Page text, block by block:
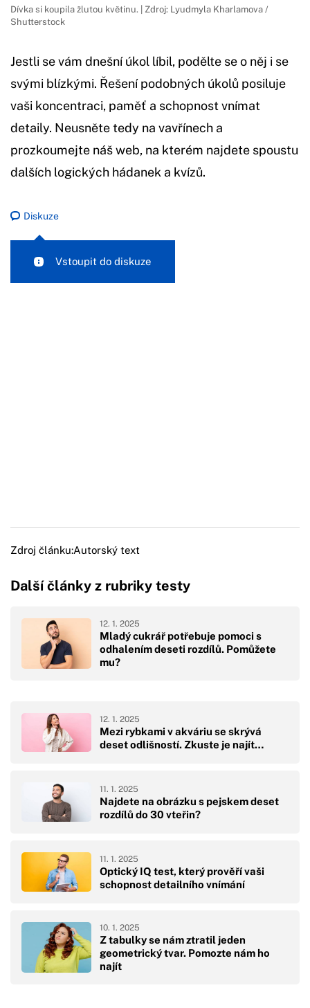
Dívka si koupila žlutou květinu. | Zdroj: Lyudmyla Kharlamova /
Shutterstock
Jestli se vám dnešní úkol líbil, podělte se o něj i se
svými blízkými. Řešení podobných úkolů posiluje
vaši koncentraci, paměť a schopnost vnímat
detaily. Neusněte tedy na vavřínech a
prozkoumejte náš web, na kterém najdete spoustu
dalších logických hádanek a kvízů.
Diskuze
Vstoupit do diskuze
Zdroj článku:Autorský text
Další články z rubriky testy
Mladý cukrář potřebuje pomoci s
odhalením deseti rozdílů. Pomůžete
mu?
12. 1. 2025
Mezi rybkami v akváriu se skrývá
deset odlišností. Zkuste je najít…
12. 1. 2025
Najdete na obrázku s pejskem deset
rozdílů do 30 vteřin?
11. 1. 2025
Optický IQ test, který prověří vaši
schopnost detailního vnímání
11. 1. 2025
Z tabulky se nám ztratil jeden
geometrický tvar. Pomozte nám ho
najít
10. 1. 2025